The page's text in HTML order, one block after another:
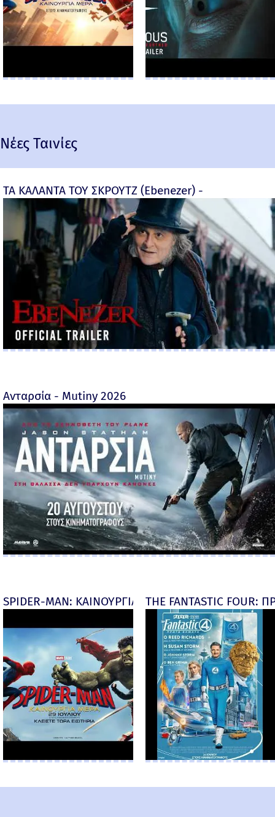
Νέες Ταινίες
ΤΑ ΚΑΛΑΝΤΑ ΤΟΥ ΣΚΡΟΥΤΖ (Ebenezer) -
Ανταρσία - Mutiny 2026
SPIDER-MAN: ΚΑΙΝΟΥΡΓΙΑ ΜΕΡΑ (Spider-Man:
THE FANTASTIC